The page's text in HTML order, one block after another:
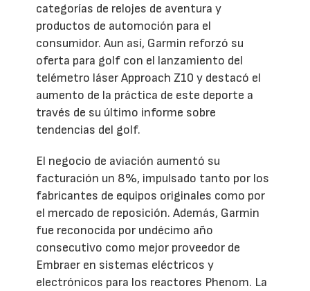
categorías de relojes de aventura y
productos de automoción para el
consumidor. Aun así, Garmin reforzó su
oferta para golf con el lanzamiento del
telémetro láser Approach Z10 y destacó el
aumento de la práctica de este deporte a
través de su último informe sobre
tendencias del golf.
El negocio de aviación aumentó su
facturación un 8%, impulsado tanto por los
fabricantes de equipos originales como por
el mercado de reposición. Además, Garmin
fue reconocida por undécimo año
consecutivo como mejor proveedor de
Embraer en sistemas eléctricos y
electrónicos para los reactores Phenom. La